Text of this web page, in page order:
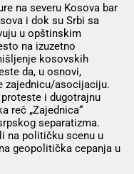
na severu Kosova bar
i dok su Srbi sa
u opštinskim
na izuzetno
kosovskih
da, u osnovi,
zajednicu/asocijaciju.
i dugotrajnu
reč „Zajednica“
separatizma.
na političku scenu u
geopolitička cepanja u